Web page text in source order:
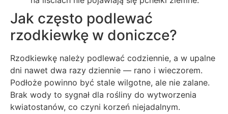
Jak często podlewać
rzodkiewkę w doniczce?
Rzodkiewkę należy podlewać codziennie, a w upalne
dni nawet dwa razy dziennie — rano i wieczorem.
Podłoże powinno być stale wilgotne, ale nie zalane.
Brak wody to sygnał dla rośliny do wytworzenia
kwiatostanów, co czyni korzeń niejadalnym.